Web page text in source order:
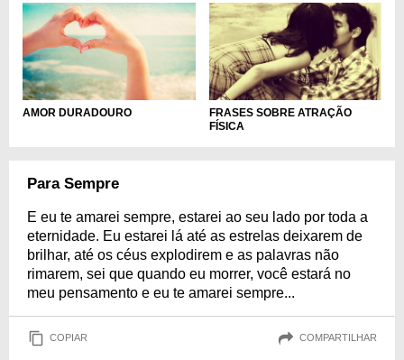
AMOR DURADOURO
FRASES SOBRE ATRAÇÃO
FÍSICA
Para Sempre
E eu te amarei sempre, estarei ao seu lado por toda a
eternidade. Eu estarei lá até as estrelas deixarem de
brilhar, até os céus explodirem e as palavras não
rimarem, sei que quando eu morrer, você estará no
meu pensamento e eu te amarei sempre...
COPIAR COMPARTILHAR